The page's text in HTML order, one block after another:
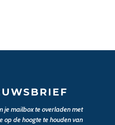
je mailbox te overladen met
op de hoogte te houden van